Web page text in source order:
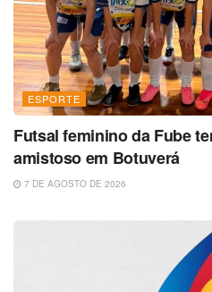
ESPORTE
Futsal feminino da Fube
amistoso em Botuverá
7 DE AGOSTO DE 2026